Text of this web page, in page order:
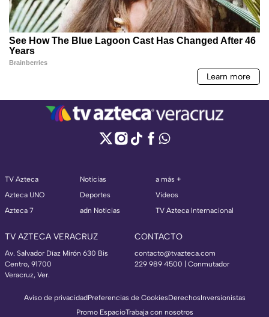
TV Azteca
Azteca UNO
Azteca 7
Noticias
Deportes
adn Noticias
a más +
Videos
TV Azteca Internacional
TV AZTECA VERACRUZ
Av. Salvador Díaz Mirón 630 Bis
Centro, 91700
Veracruz, Ver.
CONTACTO
contacto@tvazteca.com
229 989 4500 | Conmutador
Aviso de privacidadPreferencias de CookiesDerechosInversionistas
Promo EspacioTrabaja con nosotros